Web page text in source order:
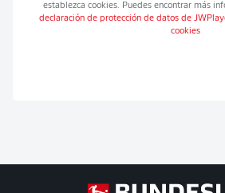
establezca cookies. Puedes encontrar más
declaración de protección de datos de
cookies